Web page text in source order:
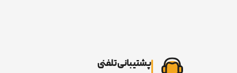
پشتیبانی تلفنی